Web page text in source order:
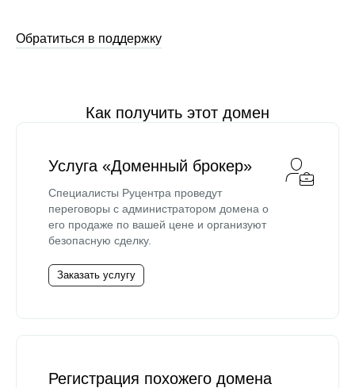
Обратиться в поддержку
Как получить этот домен
Услуга «Доменный брокер»
Специалисты Руцентра проведут
переговоры с администратором домена о
его продаже по вашей цене и организуют
безопасную сделку.
Заказать услугу
Регистрация похожего домена